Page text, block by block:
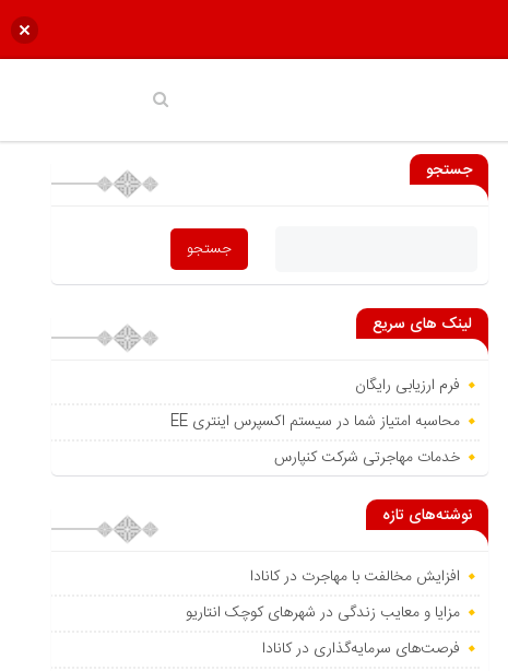
جستجو
لینک های سریع
فرم ارزیابی رایگان
محاسبه امتیاز شما در سیستم اکسپرس اینتری EE
خدمات مهاجرتی شرکت کنپارس
نوشته‌های تازه
افزایش مخالفت با مهاجرت در کانادا
مزایا و معایب زندگی در شهرهای کوچک انتاریو
فرصت‌های سرمایه‌گذاری در کانادا